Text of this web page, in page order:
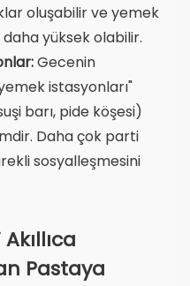
oluşabilir ve yemek
yüksek olabilir.
Gecenin
istasyonları"
barı, pide köşesi)
Daha çok parti
sosyalleşmesini
Pastaya